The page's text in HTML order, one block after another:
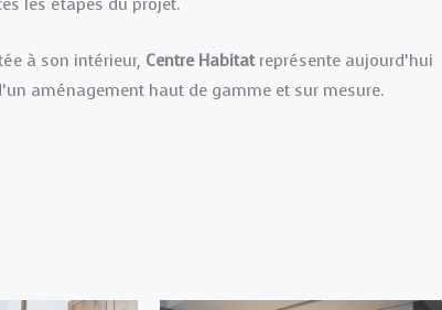
les étapes du projet.
à son intérieur, Centre Habitatreprésente aujourd’hui
aménagement haut de gamme et sur mesure.